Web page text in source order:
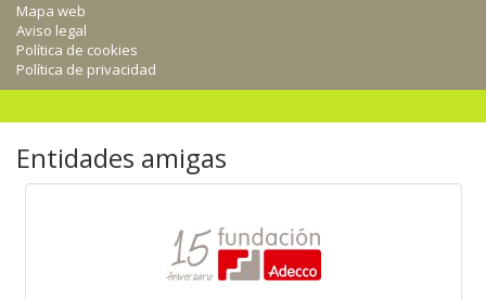
Mapa web
Aviso legal
Política de cookies
Política de privacidad
Entidades amigas